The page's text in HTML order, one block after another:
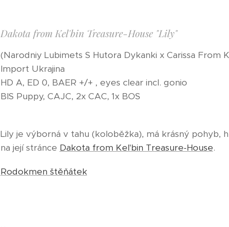
Dakota from Kel'bin Treasure-House "Lily"
(Narodniy Lubimets S Hutora Dykanki x Carissa From
Import Ukrajina
HD A, ED 0, BAER +/+ , eyes clear incl. gonio
BIS Puppy, CAJC, 2x CAC, 1x BOS
Lily je výborná v tahu (koloběžka), má krásný pohyb,
na její stránce Dakota from Kel'bin Treasure-House.
Rodokmen štěňátek